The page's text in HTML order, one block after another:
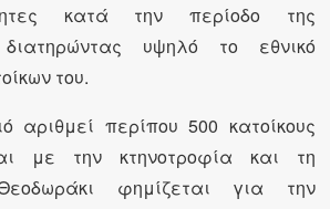
κατά την περίοδο της
διατηρώντας υψηλό το εθνικό
του.
αριθμεί περίπου 500 κατοίκους
με την κτηνοτροφία και τη
φημίζεται για την